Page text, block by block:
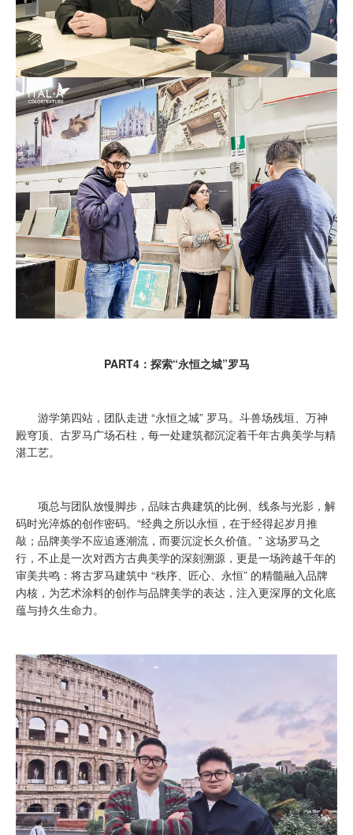
PART4：探索“永恒之城”罗马
游学第四站，团队走进 “永恒之城” 罗马。斗兽场残垣、万神
殿穹顶、古罗马广场石柱，每一处建筑都沉淀着千年古典美学与精
湛工艺。
项总与团队放慢脚步，品味古典建筑的比例、线条与光影，解
码时光淬炼的创作密码。“经典之所以永恒，在于经得起岁月推
敲；品牌美学不应追逐潮流，而要沉淀长久价值。” 这场罗马之
行，不止是一次对西方古典美学的深刻溯源，更是一场跨越千年的
审美共鸣：将古罗马建筑中 “秩序、匠心、永恒” 的精髓融入品牌
内核，为艺术涂料的创作与品牌美学的表达，注入更深厚的文化底
蕴与持久生命力。